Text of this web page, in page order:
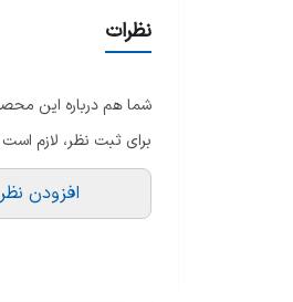
نظرات
شما هم درباره این
برای ثبت نظر، لازم
افزودن نظر